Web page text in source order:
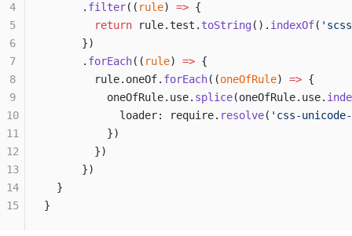
      .
filter(( rule) => {
        return
rule.test. toString(). indexOf(
      })
      .
forEach(( rule) => {
        rule.oneOf.
forEach((oneOfRule) => {
          oneOfRule.use.
splice(oneOfRule.use.
            loader: require.
resolve( 'css-
          })
        })
      })
  }
}
4
5
6
7
8
9
10
11
12
13
14
15